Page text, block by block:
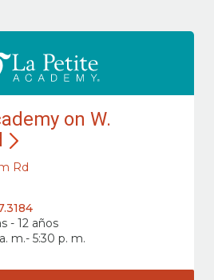
on W.
Rd
- 12 años
m.- 5:30 p. m.